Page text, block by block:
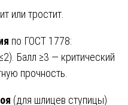
или тростит.
по ГОСТ 1778:
Балл ≥3 — критический
прочность.
(для шлицев ступицы)